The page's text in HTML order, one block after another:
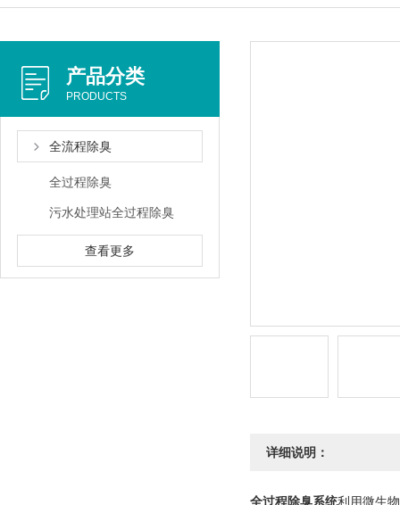
产品分类
PRODUCTS
全流程除臭
全过程除臭
污水处理站全过程除臭
查看更多
详细说明：
全过程除臭系统利用微生